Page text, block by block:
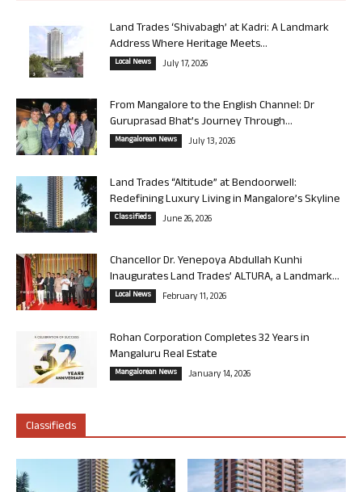
Land Trades ‘Shivabagh’ at Kadri: A Landmark
Address Where Heritage Meets...
Local News July 17, 2026
From Mangalore to the English Channel: Dr
Guruprasad Bhat’s Journey Through...
Mangalorean News July 13, 2026
Land Trades “Altitude” at Bendoorwell:
Redefining Luxury Living in Mangalore’s Skyline
Classifieds June 26, 2026
Chancellor Dr. Yenepoya Abdullah Kunhi
Inaugurates Land Trades’ ALTURA, a Landmark...
Local News February 11, 2026
Rohan Corporation Completes 32 Years in
Mangaluru Real Estate
Mangalorean News January 14, 2026
Classifieds